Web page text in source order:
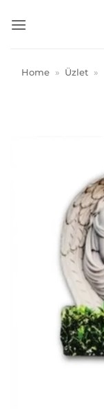
Home » Üzlet »